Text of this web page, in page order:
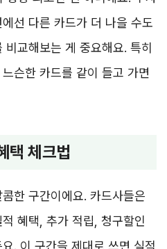
선 다른 카드가 더 나을 수도
교해보는 게 중요해요. 특히
슨한 카드를 같이 들고 가면
택 체크법
한 구간이에요. 카드사들은
혜택, 추가 적립, 청구할인
. 이 구간을 제대로 쓰면 실적